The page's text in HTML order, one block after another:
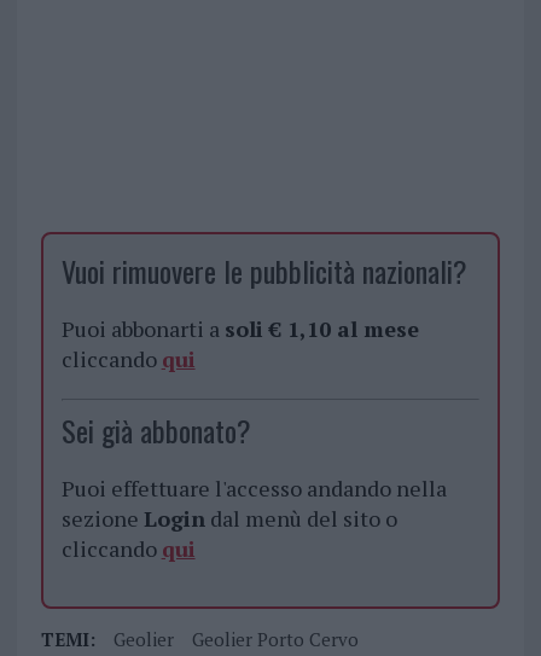
Vuoi rimuovere le pubblicità nazionali?
Puoi abbonarti a soli € 1,10 al mese
cliccando qui
Sei già abbonato?
Puoi effettuare l'accesso andando nella
sezione Login dal menù del sito o
cliccando qui
TEMI: Geolier
Geolier Porto Cervo